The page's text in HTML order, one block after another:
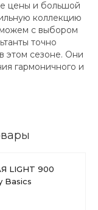
цены и большой
коллекцию
с выбором
точно
этом сезоне. Они
гармоничного и
LIGHT 900
Basics